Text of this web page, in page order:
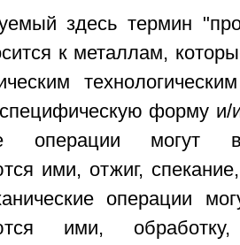
здесь термин
к металлам,
форму и/
операции
ими, отжиг,
операции
ими,